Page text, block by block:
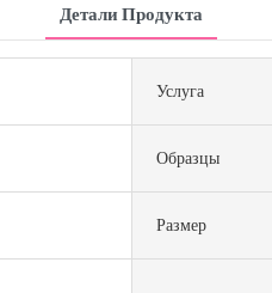
Детали Продукта
Услуга
Образцы
Размер